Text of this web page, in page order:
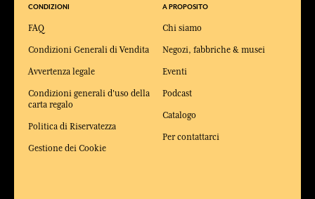
CONDIZIONI
FAQ
Condizioni Generali di Vendita
Avvertenza legale
Condizioni generali d'uso della
carta regalo
Politica di Riservatezza
Gestione dei Cookie
A PROPOSITO
Chi siamo
Negozi, fabbriche & musei
Eventi
Podcast
Catalogo
Per contattarci